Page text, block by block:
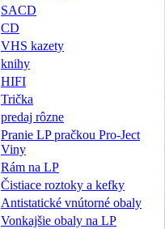
SACD
CD
VHS kazety
knihy
HIFI
Trička
predaj rôzne
Pranie LP pračkou Pro-Ject
Viny
Rám na LP
Čistiace roztoky a kefky
Antistatické vnútorné obaly
Vonkajšie obaly na LP